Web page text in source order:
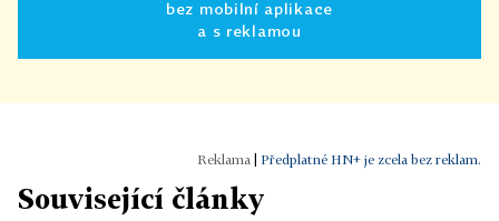
bez mobilní aplikace
a s reklamou
Předplatné HN+ je zcela bez reklam.
Související články